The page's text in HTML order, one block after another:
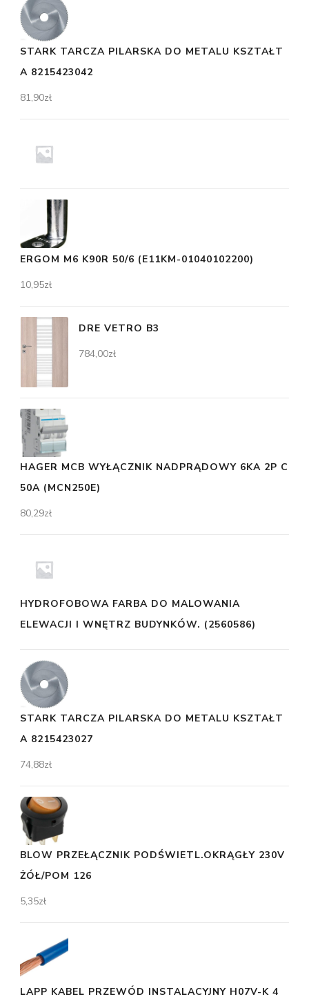
STARK TARCZA PILARSKA DO METALU KSZTAŁT
A 8215423042
81,90zł
ERGOM M6 K90R 50/6 (E11KM-01040102200)
10,95zł
DRE VETRO B3
784,00zł
HAGER MCB WYŁĄCZNIK NADPRĄDOWY 6KA 2P C
50A (MCN250E)
80,29zł
HYDROFOBOWA FARBA DO MALOWANIA
ELEWACJI I WNĘTRZ BUDYNKÓW. (2560586)
STARK TARCZA PILARSKA DO METALU KSZTAŁT
A 8215423027
74,88zł
BLOW PRZEŁĄCZNIK PODŚWIETL.OKRĄGŁY 230V
ŻÓŁ/POM 126
5,35zł
LAPP KABEL PRZEWÓD INSTALACYJNY H07V-K 4